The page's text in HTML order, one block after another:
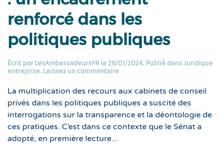
renforcé dans les
politiques publiques
Écrit par LesAmbassadeursFR le 29/01/2024. Publié dans Juridique
entreprise. Laissez un commentaire
La multiplication des recours aux cabinets de conseil
privés dans les politiques publiques a suscité des
interrogations sur la transparence et la déontologie de
ces pratiques. C’est dans ce contexte que le Sénat a
adopté, en première lecture...